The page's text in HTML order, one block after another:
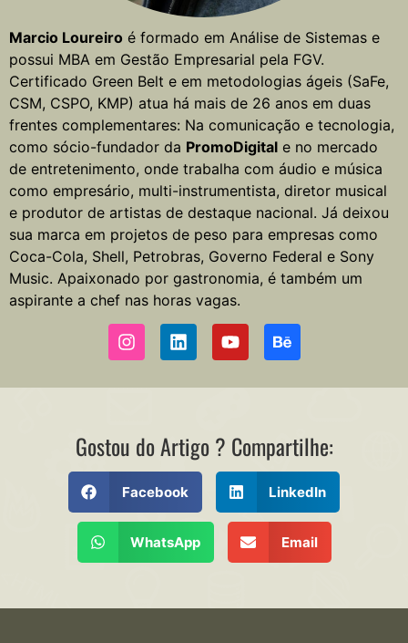
Marcio Loureiro é formado em Análise de Sistemas e
possui MBA em Gestão Empresarial pela FGV.
Certificado Green Belt e em metodologias ágeis (SaFe,
CSM, CSPO, KMP) atua há mais de 26 anos em duas
frentes complementares: Na comunicação e tecnologia,
como sócio-fundador da PromoDigital e no mercado
de entretenimento, onde trabalha com áudio e música
como empresário, multi-instrumentista, diretor musical
e produtor de artistas de destaque nacional. Já deixou
sua marca em projetos de peso para empresas como
Coca-Cola, Shell, Petrobras, Governo Federal e Sony
Music. Apaixonado por gastronomia, é também um
aspirante a chef nas horas vagas.
Gostou do Artigo ? Compartilhe:
Facebook LinkedIn
WhatsApp Email